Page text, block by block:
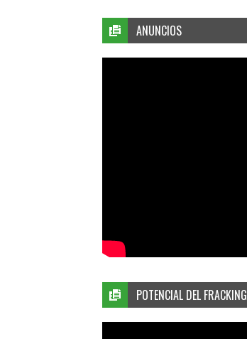
ANUNCIOS
POTENCIAL DEL FRACKING